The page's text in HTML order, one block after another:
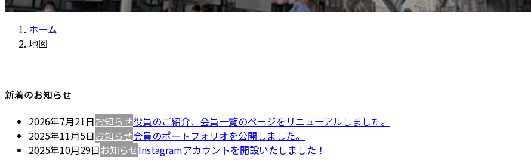
ホーム
地図
新着のお知らせ
2026年7月21日お知らせ役員のご紹介、会員一覧のページをリニューアルしました。
2025年11月5日お知らせ会員のポートフォリオを公開しました。
2025年10月29日お知らせInstagramアカウントを開設いたしました！